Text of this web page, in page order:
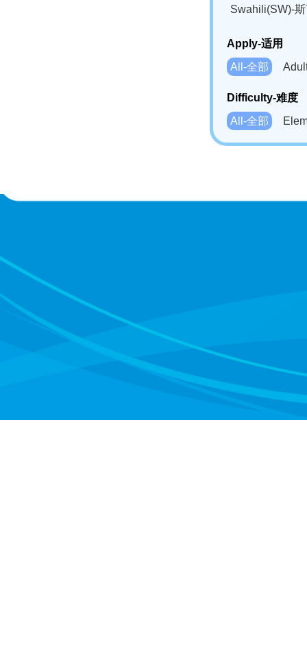
Swahili(SW)-
Apply-适用
All-全部
Difficulty-难度
All-全部